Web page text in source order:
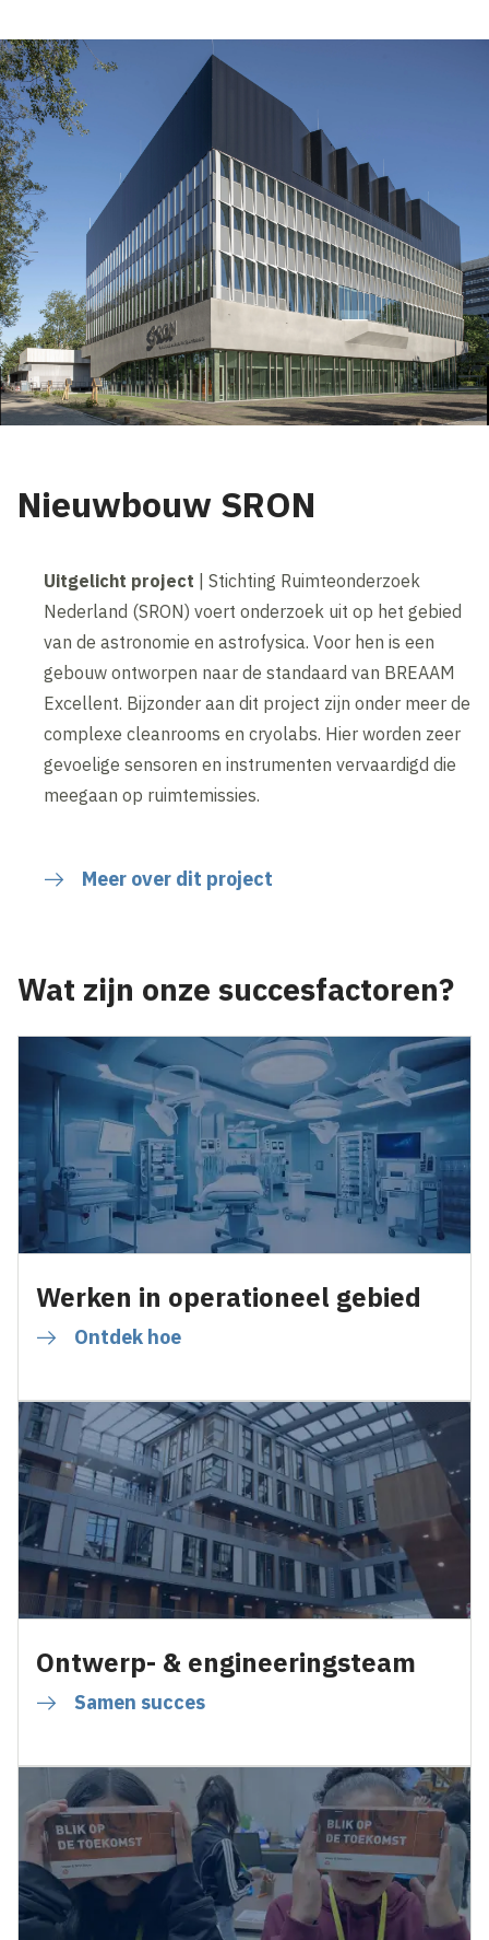
Nieuwbouw SRON
Uitgelicht project
| Stichting Ruimteonderzoek
Nederland (SRON) voert onderzoek uit op het gebied
van de astronomie en astrofysica. Voor hen is een
gebouw ontworpen naar de standaard van BREAAM
Excellent. Bijzonder aan dit project zijn onder meer de
complexe cleanrooms en cryolabs. Hier worden zeer
gevoelige sensoren en instrumenten vervaardigd die
meegaan op ruimtemissies.
Meer over dit project
Wat zijn onze succesfactoren?
Werken in operationeel gebied
Ontdek hoe
Ontwerp- & engineeringsteam
Samen succes